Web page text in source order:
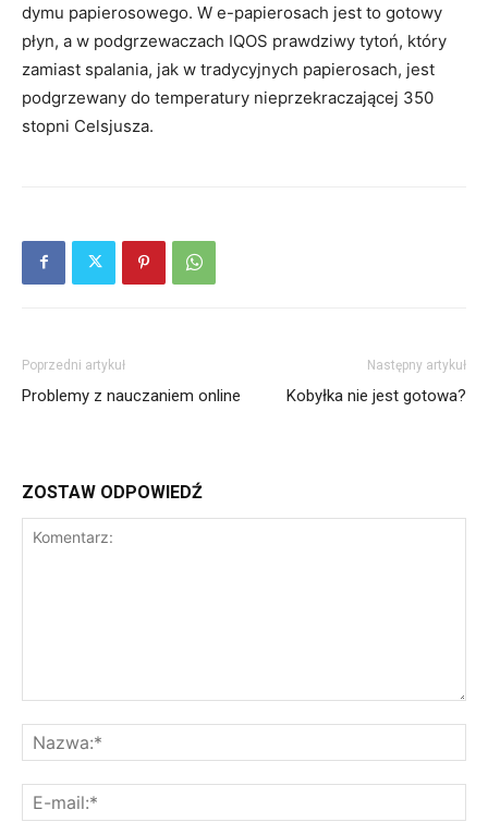
dymu papierosowego. W e-papierosach jest to gotowy
płyn, a w podgrzewaczach IQOS prawdziwy tytoń, który
zamiast spalania, jak w tradycyjnych papierosach, jest
podgrzewany do temperatury nieprzekraczającej 350
stopni Celsjusza.
Poprzedni artykuł
Problemy z nauczaniem online
Następny artykuł
Kobyłka nie jest gotowa?
ZOSTAW ODPOWIEDŹ